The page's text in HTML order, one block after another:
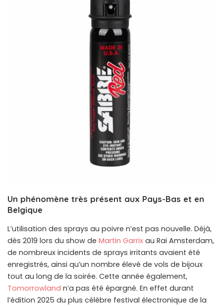
Un phénomène très présent aux Pays-Bas et en
Belgique
L’utilisation des sprays au poivre n’est pas nouvelle. Déjà,
dès 2019 lors du show de Martin Garrix au Rai Amsterdam,
de nombreux incidents de sprays irritants avaient été
enregistrés, ainsi qu’un nombre élevé de vols de bijoux
tout au long de la soirée. Cette année également,
Tomorrowland n’a pas été épargné. En effet durant
l’édition 2025 du plus célèbre festival électronique de la